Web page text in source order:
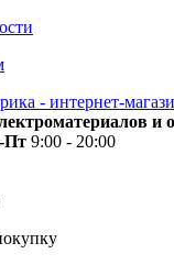
и
Пт 9:00 - 20:00